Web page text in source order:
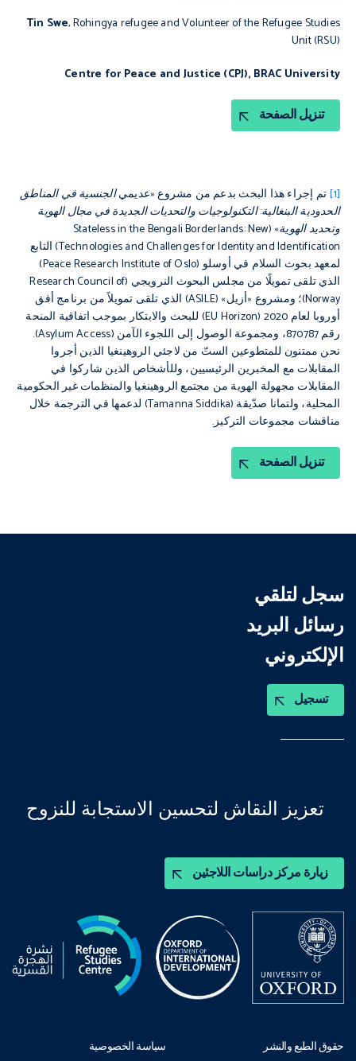
Tin Swe, Rohingya refugee and Volunteer of the Refugee Studies
Unit (RSU)
Centre for Peace and Justice (CPJ), BRAC University
تنزيل الصفحة
[1] تم إجراء هذا البحث بدعم من مشروع «عديميالجنسية في المناطق
الحدودية البنغالية: التكنولوجيات والتحديات الجديدة في مجال الهوية
وتحديد الهوية» (Stateless in the Bengali Borderlands: New
Technologies and Challenges for Identity and Identification)التابع
لمعهد بحوث السلام في أوسلو (Peace Research Institute of Oslo)
الذي تلقى تمويلًا من مجلس البحوث النرويجي (Research Council of
Norway)؛ ومشروع «أزيل» (
ASILE) الذي تلقى تمويلاً من برنامج أفق
أوروبا لعام 2020 (EU Horizon) للبحث والابتكار بموجب اتفاقية المنحة
رقم 870787، ومجموعة الوصول إلى اللجوء الآمن (Asylum Access).
نحن ممتنون للمتطوعين الستّ من لاجئي الروهينغيا الذين أجروا
المقابلات مع المخبرين الرئيسيين، وللأشخاص الذين شاركوا في
المقابلات مجهولة الهوية من مجتمع الروهينغيا والمنظمات غير الحكومية
المحلية، ولتمانا صدّيقة (Tamanna Siddika) لدعمها في الترجمة خلال
مناقشات مجموعات التركيز.
تنزيل الصفحة
سجل لتلقي
رسائل البريد
الإلكتروني
تسجيل
زيارة مركز دراسات اللاجئين
تعزيز النقاش لتحسين الاستجابة للنزوح
حقوق الطبع والنشر سياسة الخصوصية